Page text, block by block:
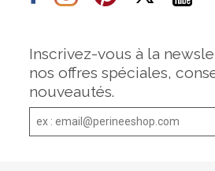
Inscrivez-vous à la
nos offres spéciales,
nouveautés.